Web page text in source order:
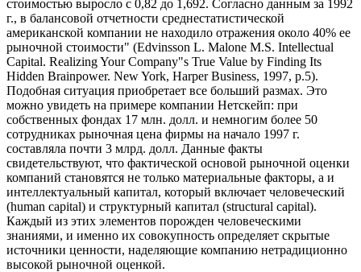
стоимостью выросло с 0,82 до 1,692. Согласно данным за 1992
г., в балансовой отчетности среднестатистической
американской компании не находило отражения около 40% ее
рыночной стоимости" (Edvinsson L. Malone M.S. Intellectual
Capital. Realizing Your Company"s True Value by Finding Its
Hidden Brainpower. New York, Harper Business, 1997, р.5).
Подобная ситуация приобретает все больший размах. Это
можно увидеть на примере компании Нетскейп: при
собственных фондах 17 млн. долл. и немногим более 50
сотрудниках рыночная цена фирмы на начало 1997 г.
составляла почти 3 млрд. долл. Данные факты
свидетельствуют, что фактической основой рыночной оценки
компаний становятся не только материальные факторы, а и
интеллектуальный капитал, который включает человеческий
(human capital) и структурный капитал (structural capital).
Каждый из этих элементов порожден человеческими
знаниями, и именно их совокупность определяет скрытые
источники ценности, наделяющие компанию нетрадиционно
высокой рыночной оценкой.